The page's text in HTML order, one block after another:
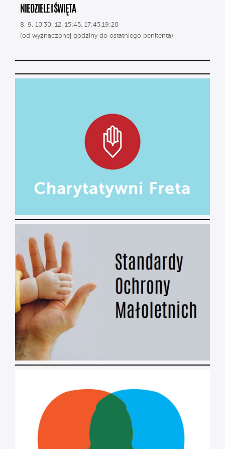
NIEDZIELE I ŚWIĘTA
8, 9, 10.30, 12, 15:45, 17:45,19:20
(od wyznaczonej godziny do ostatniego penitenta)